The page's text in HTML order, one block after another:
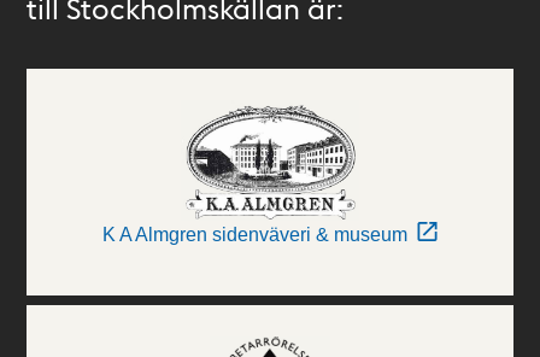
till Stockholmskällan är:
K A Almgren sidenväveri & museum